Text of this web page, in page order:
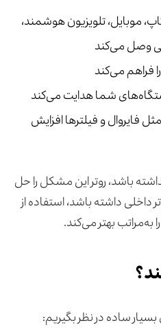
موبایل، تلویزیون هوشمند،
وصل می‌کند
شما هدایت می‌کند
فایروال و فیلترها افزایش
باشد، روتر این مشکل را حل
داخلی داشته باشد، استفاده از
به‌مراتب بهتر می‌کند.
ساده در نظر بگیریم: